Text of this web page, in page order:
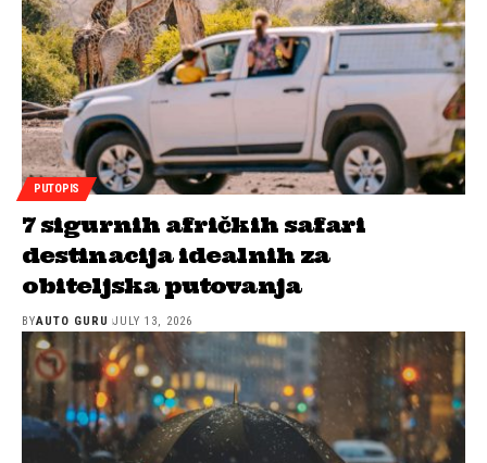
PUTOPIS
7 sigurnih afričkih safari
destinacija idealnih za
obiteljska putovanja
BYAUTO GURU JULY 13, 2026